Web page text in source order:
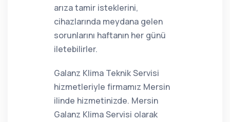
arıza tamir isteklerini,
cihazlarında meydana gelen
sorunlarını haftanın her günü
iletebilirler.
Galanz Klima Teknik Servisi
hizmetleriyle firmamız Mersin
ilinde hizmetinizde. Mersin
Galanz Klima Servisi olarak